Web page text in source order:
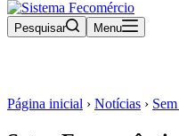
Pesquisar Menu
Página inicial › Notícias ›